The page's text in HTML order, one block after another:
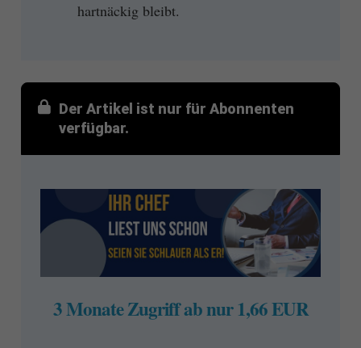
hartnäckig bleibt.
Der Artikel ist nur für Abonnenten
verfügbar.
3 Monate Zugriff ab nur 1,66 EUR